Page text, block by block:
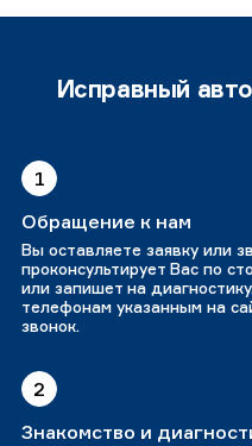
Исправный
1
Обращение к нам
Вы оставляете заявку или
проконсультирует Вас по
или запишет на
телефонам указанным на
звонок.
2
Знакомство и